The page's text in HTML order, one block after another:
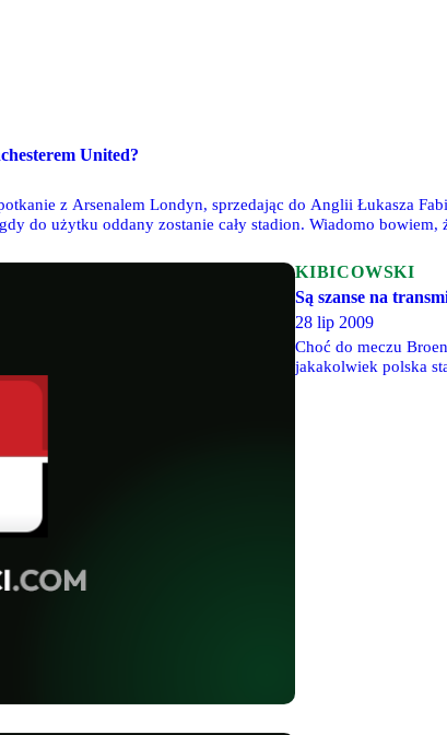
United?
z Arsenalem Londyn, sprzedając do Anglii Łukasza
do użytku oddany zostanie cały stadion. Wiadomo
KIBICOWSKI
Są szanse na
28 lip 2009
Choć do meczu
jakakolwiek polska